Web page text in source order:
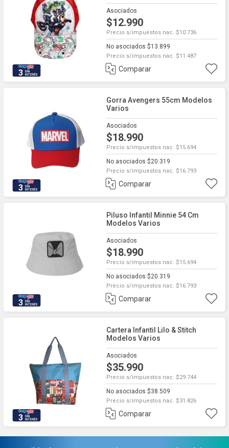
3
Asociados
$12.990
Precio s/impuestos nac. $10.736
No asociados $13.899
Precio s/impuestos nac. $11.487
Comparar
3
Gorra Avengers 55cm Modelos
Varios
Asociados
$18.990
Precio s/impuestos nac. $15.694
No asociados $20.319
Precio s/impuestos nac. $16.793
Comparar
3
Piluso Infantil Minnie 54 Cm
Modelos Varios
Asociados
$18.990
Precio s/impuestos nac. $15.694
No asociados $20.319
Precio s/impuestos nac. $16.793
Comparar
3
Cartera Infantil Lilo & Stitch
Modelos Varios
Asociados
$35.990
Precio s/impuestos nac. $29.744
No asociados $38.509
Precio s/impuestos nac. $31.826
Comparar